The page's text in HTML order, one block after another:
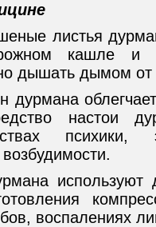
листья
кашле
дышать дымом от
дурмана
настои
психики,
используют
воспалениях